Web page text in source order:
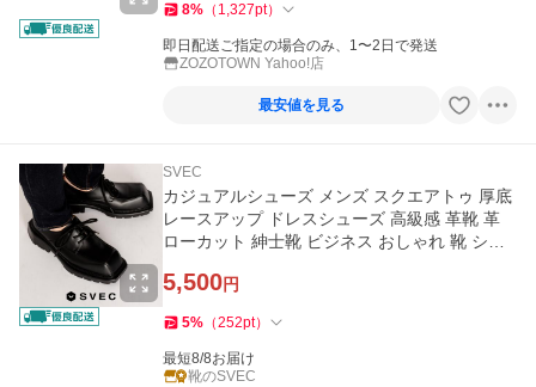
8% （ 1,327pt）
即日配送ご指定の場合のみ、1〜2日で発送
ZOZOTOWN Yahoo!店
最安値を見る
SVEC
カジュアルシューズ メンズ スクエアトゥ 厚底
レースアップ ドレスシューズ 高級感 革靴 革
ローカット 紳士靴 ビジネス おしゃれ 靴 シュ
5,500円
5% （252pt）
最短8/8お届け
靴のSVEC